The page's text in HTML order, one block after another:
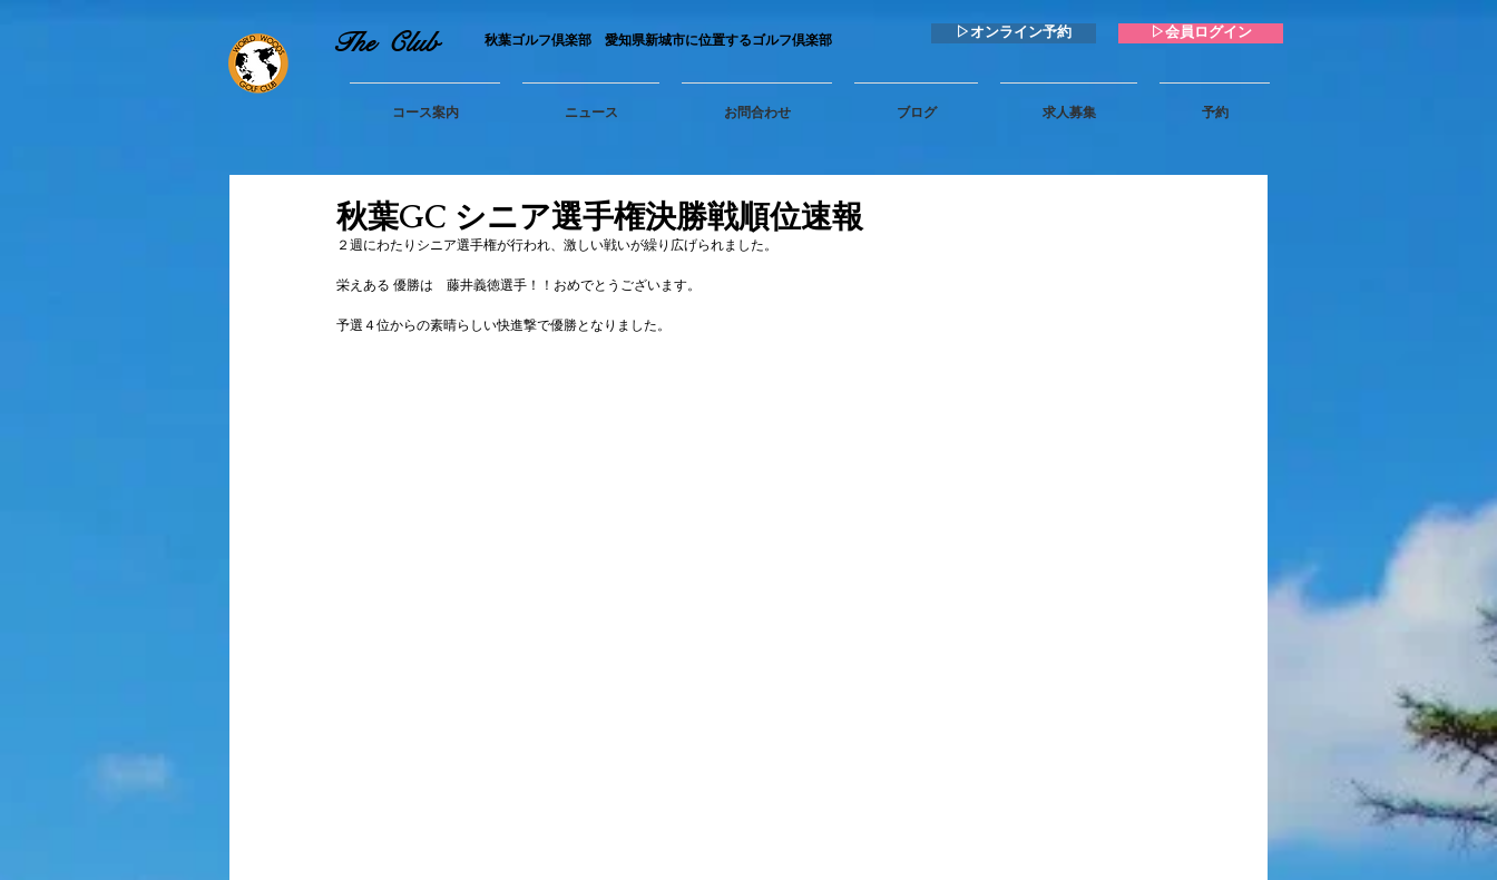
The Club ​秋葉ゴルフ倶楽部 愛知県新城市に位置するゴルフ倶楽部 ▷オンライン予約 ▷会員ログイン
コース案内 ニュース お問合わせ ブログ 求人募集 予約
秋葉GC シニア選手権決勝戦順位速報
２週にわたりシニア選手権が行われ、激しい戦いが繰り広げられました。
栄えある 優勝は　藤井義徳選手！！おめでとうございます。
予選４位からの素晴らしい快進撃で優勝となりました。